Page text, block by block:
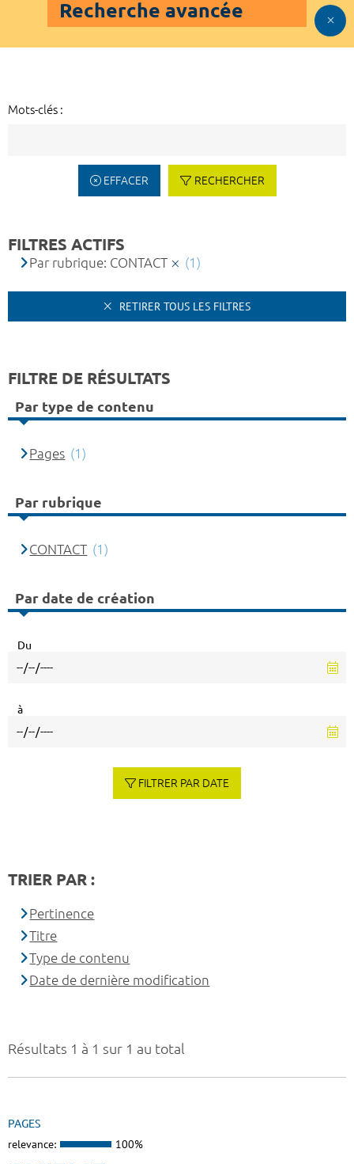
Recherche avancée
Mots-clés :
EFFACER RECHERCHER
Résultats 1 à 1 sur 1 au total
PAGES
relevance: 100%
FILTRES ACTIFS
Par rubrique: CONTACT (1)
RETIRER TOUS LES FILTRES
FILTRE DE RÉSULTATS
Par type de contenu
Pages (1)
Par rubrique
CONTACT (1)
Par date de création
Du
à
FILTRER PAR DATE
TRIER PAR :
Pertinence
Titre
Type de contenu
Date de dernière modification